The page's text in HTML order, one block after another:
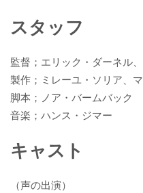
スタッフ
監督；エリック・ダーネル
製作；ミレーユ・ソリア、
脚本；ノア・バームバック
音楽；ハンス・ジマー
キャスト
（声の出演）